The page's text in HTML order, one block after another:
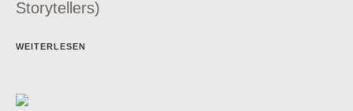
Storytellers)
WEITERLESEN